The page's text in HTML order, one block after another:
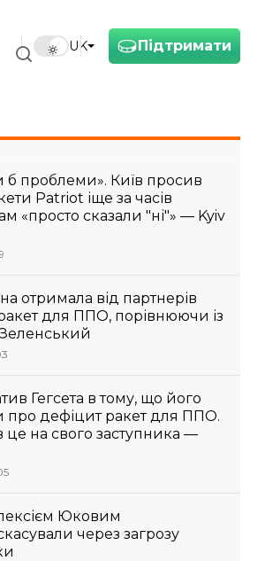
Підтримати
UK
б проблеми». Київ просив
Patriot іще за часів
«просто сказали "ні"» — Kyiv
отримала від партнерів
для ППО, порівнюючи із
Гегсета в тому, що його
про дефіцит ракет для ППО.
на свого заступника —
Юковим
через загрозу